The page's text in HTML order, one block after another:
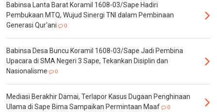
Babinsa Lanta Barat Koramil 1608-03/Sape Hadiri
Pembukaan MTQ, Wujud Sinergi TNI dalam Pembinaan
Generasi Qur'ani
0
Babinsa Desa Buncu Koramil 1608-03/Sape Jadi Pembina
Upacara di SMA Negeri 3 Sape, Tekankan Disiplin dan
Nasionalisme
0
Mediasi Berakhir Damai, Terlapor Kasus Dugaan Penghinaan
Ulama di Sape Bima Sampaikan Permintaan Maaf
0